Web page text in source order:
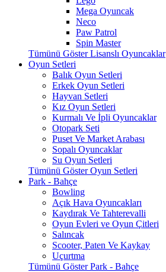
Mega Oyuncak
Neco
Paw Patrol
Spin Master
Tümünü Göster Lisanslı Oyuncaklar
Oyun Setleri
Balık Oyun Setleri
Erkek Oyun Setleri
Hayvan Setleri
Kız Oyun Setleri
Kurmalı Ve İpli Oyuncaklar
Otopark Seti
Puset Ve Market Arabası
Sopalı Oyuncaklar
Su Oyun Setleri
Tümünü Göster Oyun Setleri
Park - Bahçe
Bowling
Açık Hava Oyuncakları
Kaydırak Ve Tahterevalli
Oyun Evleri ve Oyun Çitleri
Salıncak
Scooter, Paten Ve Kaykay
Uçurtma
Tümünü Göster Park - Bahçe